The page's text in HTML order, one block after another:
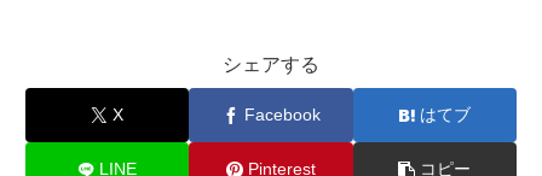
シェアする
X Facebook はてブ
LINE Pinterest コピー